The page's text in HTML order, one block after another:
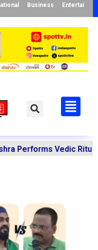
Business
Vedic Rituals